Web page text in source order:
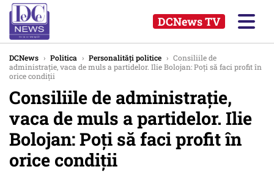
DCNews TV
DCNews › Politica › Personalități politice › Consiliile de
administraţie, vaca de muls a partidelor. Ilie Bolojan: Poţi să faci profit în
orice condiţii
Consiliile de administraţie,
vaca de muls a partidelor. Ilie
Bolojan: Poţi să faci profit în
orice condiţii